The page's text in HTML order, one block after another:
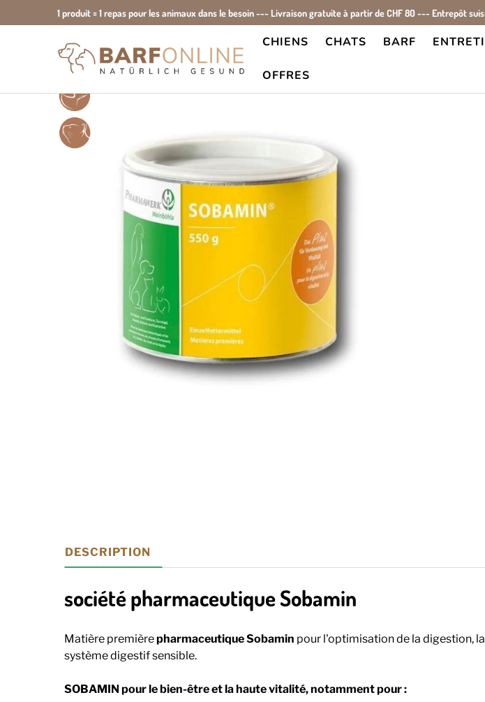
1 produit = 1 repas pour les animaux dans le besoin --- Livraison gratuite à partir de CHF 80 --- Entrepôt
CHIENS CHATS BARF
OFFRES
Accueil Tous les produits société pharmaceutique Sobamin
DESCRIPTION
société pharmaceutique Sobamin
Matière premièrepharmaceutique Sobamin pour l'optimisation de la digestion,
système digestif sensible.
SOBAMIN pour le bien-être et la haute vitalité, notamment pour :